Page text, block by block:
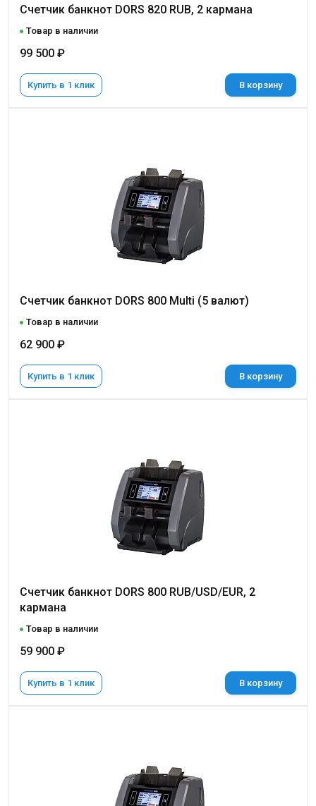
Счетчик банкнот DORS 820 RUB, 2 кармана
Товар в наличии
99 500 ₽
Купить в 1 клик В корзину
Cчетчик банкнот DORS 800 Multi (5 валют)
Товар в наличии
62 900 ₽
Купить в 1 клик В корзину
Cчетчик банкнот DORS 800 RUB/USD/EUR, 2
кармана
Товар в наличии
59 900 ₽
Купить в 1 клик В корзину